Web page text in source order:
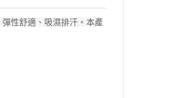
性舒適、吸濕排汗。本產